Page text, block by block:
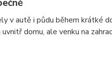
v autě i půdu během krátké
domu, ale venku na